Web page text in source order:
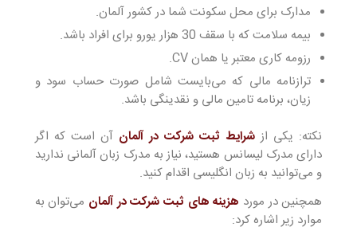
مدارک برای محل سکونت شما در کشور آلمان.
بیمه سلامت که با سقف 30 هزار یورو برای افراد باشد.
رزومه کاری معتبر یا همان CV.
ترازنامه مالی که می‌بایست شامل صورت حساب سود و
زیان، برنامه تامین مالی و نقدینگی باشد.
نکته: یکی از شرایط ثبت شرکت در آلمان آن است که اگر
دارای مدرک لیسانس هستید، نیاز به مدرک زبان آلمانی ندارید
و می‌توانید به زبان انگلیسی اقدام کنید.
همچنین در مورد هزینه های ثبت شرکت در آلمان می‌توان به
موارد زیر اشاره کرد: